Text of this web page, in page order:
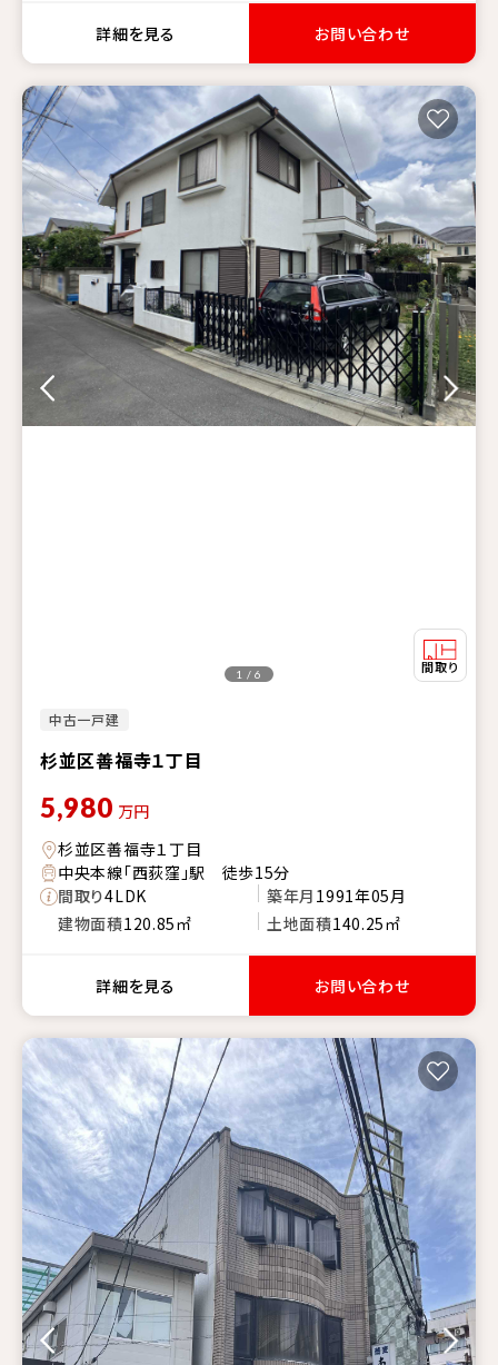
詳細を見る お問い合わせ
中古一戸建
杉並区善福寺１丁目
1 / 6
5,980 万円
杉並区善福寺１丁目
中央本線「西荻窪」駅 徒歩15分
間取り4LDK 築年月 1991年05月
建物面積120.85㎡ 土地面積140.25㎡
詳細を見る お問い合わせ